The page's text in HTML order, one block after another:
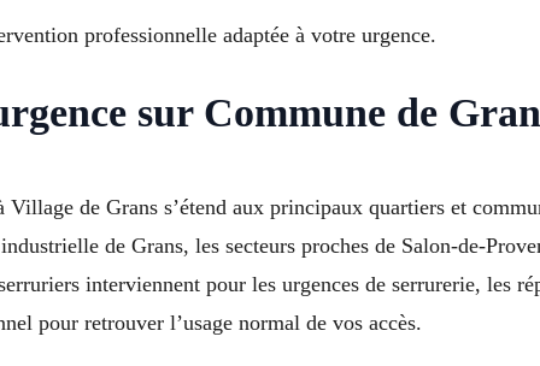
professionnelle adaptée à votre urgence.
sur Commune de
de Grans s’étend aux principaux quartiers et
de Grans, les secteurs proches de Salon-de-
interviennent pour les urgences de serrurerie, les
pour retrouver l’usage normal de vos accès.